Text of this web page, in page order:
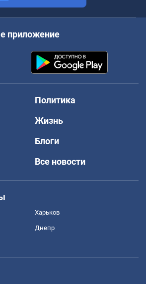
приложение
Политика
Жизнь
Блоги
Все новости
Харьков
Днепр